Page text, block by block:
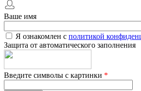
Ваше имя
Я ознакомлен с политикой
Защита от автоматического заполнения
Введите символы с картинки *